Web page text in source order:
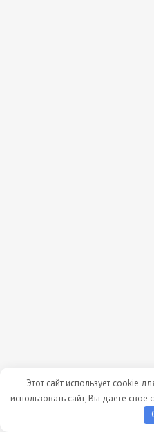
Этот сайт использует cookie
использовать сайт, Вы даете свое